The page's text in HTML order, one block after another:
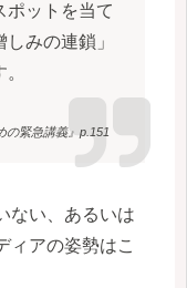
ポットを当て
みの連鎖」
の緊急講義』p.151
ない、あるいは
ィアの姿勢はこ